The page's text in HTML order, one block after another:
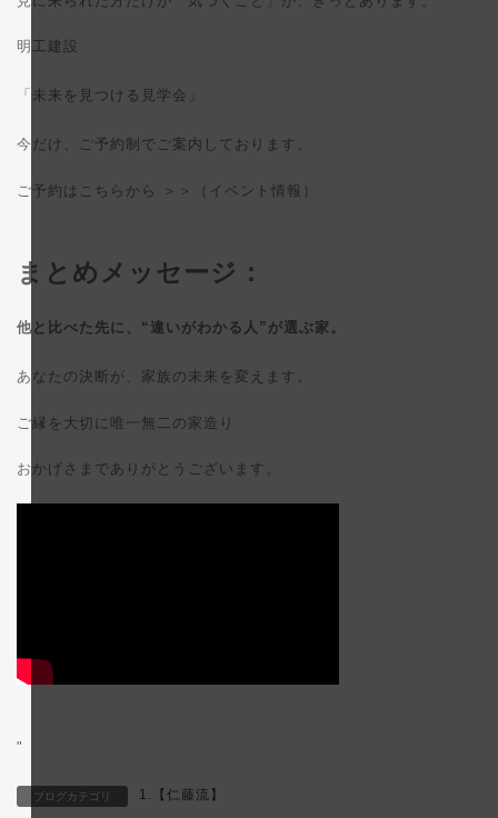
明工建設
「未来を見つける見学会」
今だけ、ご予約制でご案内しております。
ご予約はこちらから ＞＞（ イベント情報 ）
まとめメッセージ：
他と比べた先に、“違いがわかる人”が選ぶ家。
あなたの決断が、家族の未来を変えます。
ご縁を大切に唯一無二の家造り
おかげさまでありがとうございます。
"
ブログカテゴリ 1.【仁藤流】